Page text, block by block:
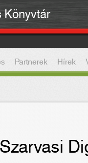
Könyvtár
Partnerek Hírek